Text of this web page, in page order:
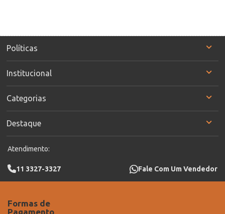
Políticas
Institucional
Categorias
Destaque
Atendimento:
11 3327-3327 Fale Com Um Vendedor
Formas de
Pagamento